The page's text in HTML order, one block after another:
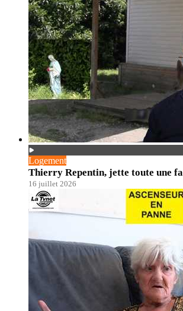
Logement
Thierry Repentin, jette toute une
16 juillet 2026